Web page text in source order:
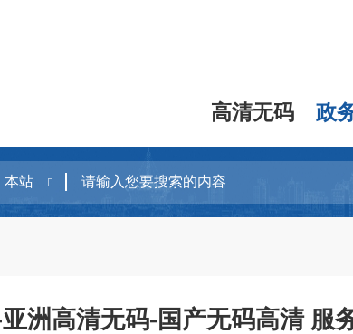
高清无码 政
洲高清无码-国产无码高清 服